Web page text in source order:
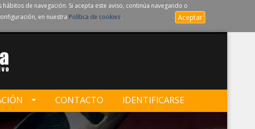
de navegación. Si acepta este aviso, continúa navegando o
en nuestra Política de cookies. Aceptar
CONTACTO IDENTIFICARSE